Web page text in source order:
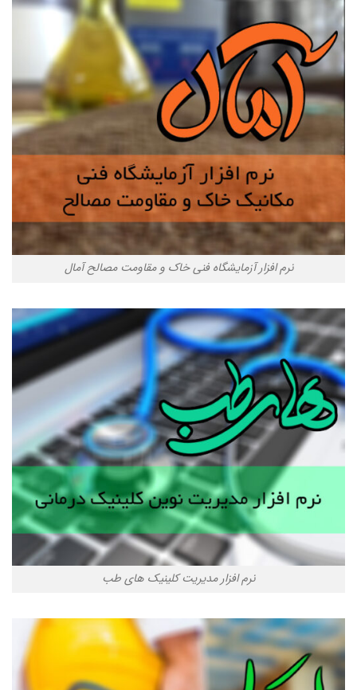
نرم افزار آزمایشگاه فنی خاک و مقاومت مصالح آمال
نرم افزار مدیریت کلینیک های طب